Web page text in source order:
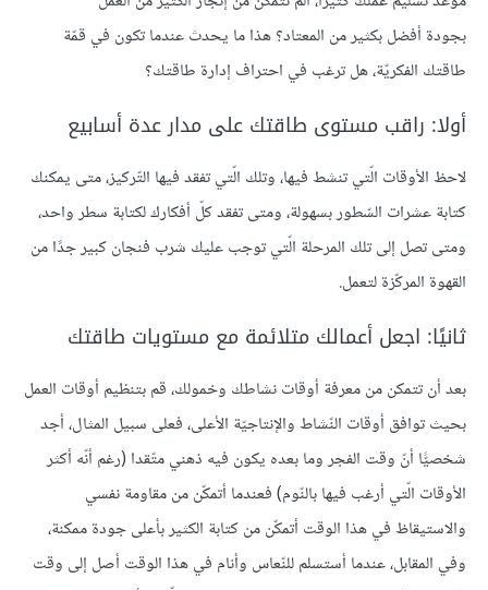
بجودة أفضل بكثير من المعتاد؟ هذا ما يحدث عندما تكون في قمّة
طاقتك الفكريّة، هل ترغب في احتراف إدارة طاقتك؟
أولا: راقب مستوى طاقتك على مدار عدة أسابيع
لاحظ الأوقات الّتي تنشط فيها، وتلك الّتي تفقد فيها التّركيز، متى يمكنك
كتابة عشرات السّطور بسهولة، ومتى تفقد كلّ أفكارك لكتابة سطر واحد،
ومتى تصل إلى تلك المرحلة الّتي توجب عليك شرب فنجان كبير جدًا من
القهوة المركّزة لتعمل.
ثانيًا: اجعل أعمالك متلائمة مع مستويات طاقتك
بعد أن تتمكن من معرفة أوقات نشاطك وخمولك، قم بتنظيم أوقات العمل
بحيث توافق أوقات النّشاط والإنتاجيّة الأعلى، فعلى سبيل المثال، أجد
شخصيًّا أنّ وقت الفجر وما بعده يكون فيه ذهني متّقدا (رغم أنّه أكثر
الأوقات الّتي أرغب فيها بالنّوم) فعندما أتمكّن من مقاومة نفسي
والاستيقاظ في هذا الوقت أتمكّن من كتابة الكثير بأعلى جودة ممكنة،
وفي المقابل، عندما أستسلم للنّعاس وأنام في هذا الوقت أصل إلى وقت